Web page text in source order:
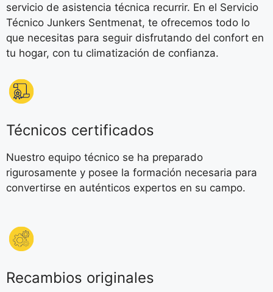
servicio de asistencia técnica recurrir. En el Servicio
Técnico Junkers Sentmenat, te ofrecemos todo lo
que necesitas para seguir disfrutando del confort en
tu hogar, con tu climatización de confianza.
Técnicos certificados
Nuestro equipo técnico se ha preparado
rigurosamente y posee la formación necesaria para
convertirse en auténticos expertos en su campo.
Recambios originales